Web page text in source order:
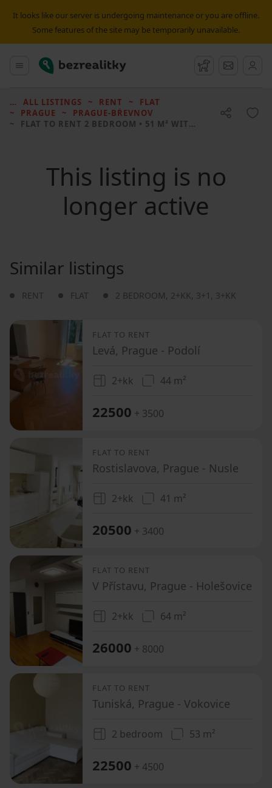
It looks like our server is undergoing maintenance or you are offline.
Some features of the site may be temporarily unavailable.
Main menu
Bezrealitky Watchdog
ALL LISTINGS RENT
FLAT
PRAGUE
PRAGUE-BŘEVNOV
FLAT TO RENT 2 BEDROOM • 51 M² WITHOUT REAL ESTATE
This listing is no
longer active
Similar listings
RENT FLAT 2 BEDROOM, 2+KK, 3+1 , 3+KK
FLAT TO RENT
Levá, Prague - Podolí
2+kk 44 m²
22500 + 3500
FLAT TO RENT
Rostislavova, Prague - Nusle
2+kk 41 m²
20500 + 3400
FLAT TO RENT
V Přístavu, Prague - Holešovice
2+kk 64 m²
26000 + 8000
FLAT TO RENT
Tuniská, Prague - Vokovice
2 bedroom 53 m²
22500 + 4500